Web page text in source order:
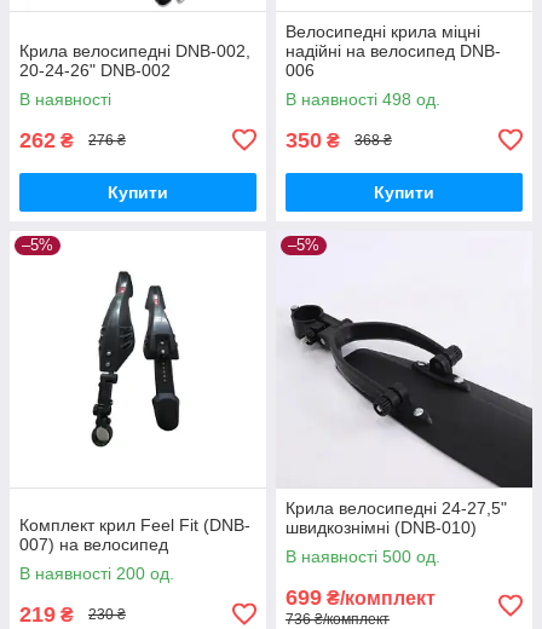
Крила велосипедні DNB-002,
20-24-26" DNB-002
В наявності
262 ₴ 276 ₴
Купити
Велосипедні крила міцні
надійні на велосипед DNB-
006
В наявності 498 од.
350 ₴ 368 ₴
Купити
–5%
Комплект крил Feel Fit (DNB-
007) на велосипед
В наявності 200 од.
219 ₴ 230 ₴
–5%
Крила велосипедні 24-27,5"
швидкознімні (DNB-010)
В наявності 500 од.
699 ₴/комплект
736 ₴/комплект